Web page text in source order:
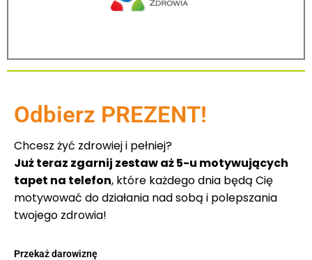
Odbierz PREZENT!
Chcesz żyć zdrowiej i pełniej?
Już teraz zgarnij zestaw aż 5-u motywujących
tapet na telefon, które każdego dnia będą Cię
motywować do działania nad sobą i polepszania
twojego zdrowia!
Przekaż darowiznę